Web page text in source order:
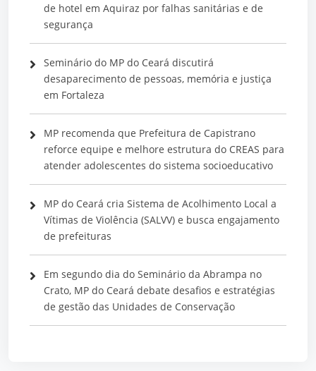
de hotel em Aquiraz por falhas sanitárias e de
segurança
Seminário do MP do Ceará discutirá
desaparecimento de pessoas, memória e justiça
em Fortaleza
MP recomenda que Prefeitura de Capistrano
reforce equipe e melhore estrutura do CREAS para
atender adolescentes do sistema socioeducativo
MP do Ceará cria Sistema de Acolhimento Local a
Vítimas de Violência (SALVV) e busca engajamento
de prefeituras
Em segundo dia do Seminário da Abrampa no
Crato, MP do Ceará debate desafios e estratégias
de gestão das Unidades de Conservação